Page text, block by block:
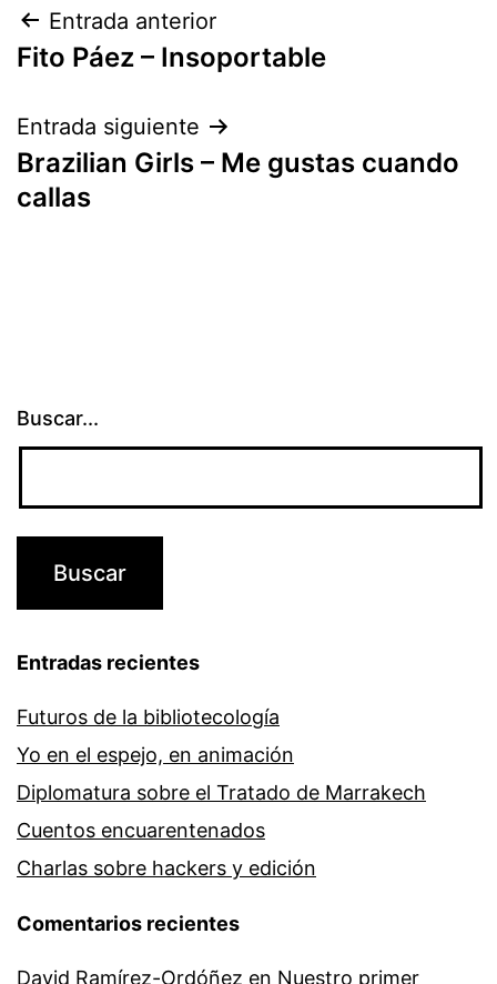
Navegación
de
entradas
Entrada anterior
Fito Páez – Insoportable
Entrada siguiente
Brazilian Girls – Me gustas cuando
callas
Buscar...
Entradas recientes
Futuros de la bibliotecología
Yo en el espejo, en animación
Diplomatura sobre el Tratado de Marrakech
Cuentos encuarentenados
Charlas sobre hackers y edición
Comentarios recientes
David Ramírez-Ordóñez en Nuestro primer